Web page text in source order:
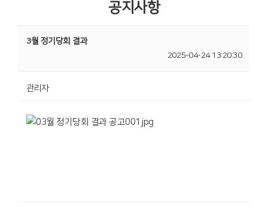
공지사항
3월 정기당회 결과
2025-04-24 13:20:30
관리자